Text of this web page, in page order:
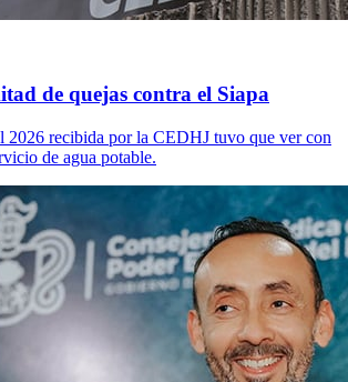
de quejas contra el Siapa
2026 recibida por la CEDHJ tuvo que ver con
de agua potable.